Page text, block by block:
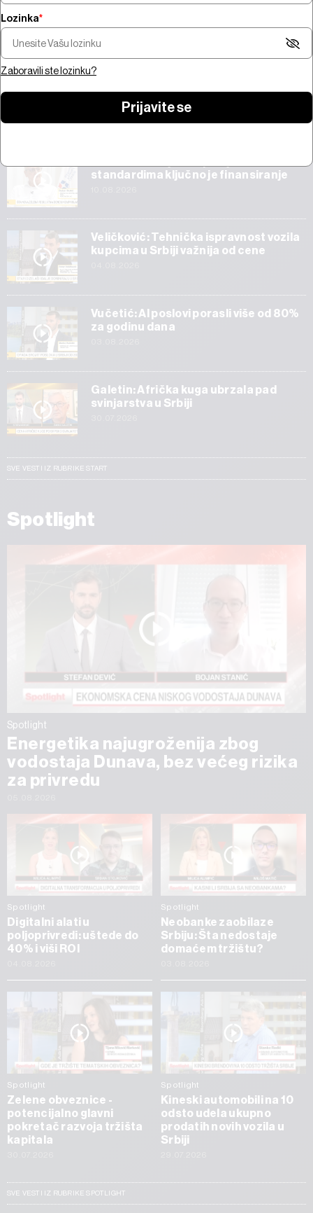
Za usklađivanje kompanija sa
je finansiranje
Pregled nedelje
Bliskom istoku,
Start
standardima ključno je finansiranje
Veličković: Tehnička ispravnost vozila
kupcima u Srbiji važnija od cene
Vučetić: AI poslovi porasli više od 80%
za godinu dana
Galetin: Afrička kuga ubrzala pad
svinjarstva u Srbiji
SVE VESTI IZ RUBRIKE START
Spotlight
Spotlight
Energetika najugroženija zbog
vodostaja Dunava, bez većeg rizika
za privredu
Spotlight
Digitalni alati u
poljoprivredi: uštede do
40% i viši ROI
Spotlight
Neobanke zaobilaze
Srbiju: Šta nedostaje
domaćem tržištu?
Spotlight
Zelene obveznice -
potencijalno glavni
pokretač razvoja tržišta
kapitala
Spotlight
Kineski automobili na 10
odsto udela ukupno
prodatih novih vozila u
Srbiji
SVE VESTI IZ RUBRIKE SPOTLIGHT
Lozinka*
Zaboravili ste lozinku?
Prijavite se